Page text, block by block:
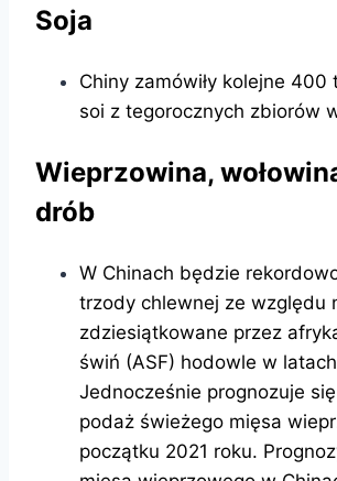
Soja
Chiny zamówiły kolejne 400
soi z tegorocznych zbiorów
Wieprzowina,
drób
W Chinach będzie
trzody chlewnej ze względu
zdziesiątkowane przez
świń (ASF) hodowle w
Jednocześnie prognozuje
podaż świeżego mięsa
początku 2021 roku.